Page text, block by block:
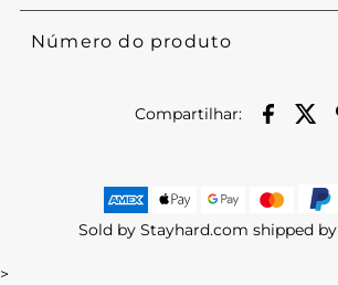
Número do produto
Compartilhar:
Sold by Stayhard.com shipped by
>